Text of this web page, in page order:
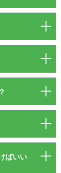
ばいい